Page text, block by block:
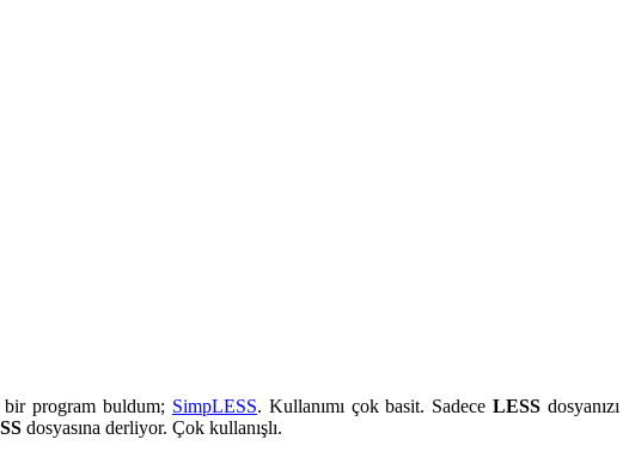
program buldum; SimpLESS. Kullanımı çok basit. SadeceLESS dosyanızı
dosyasına derliyor. Çok kullanışlı.